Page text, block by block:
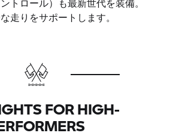
トロール）も最新世代を装備。
走りをサポートします。
FOR HIGH-